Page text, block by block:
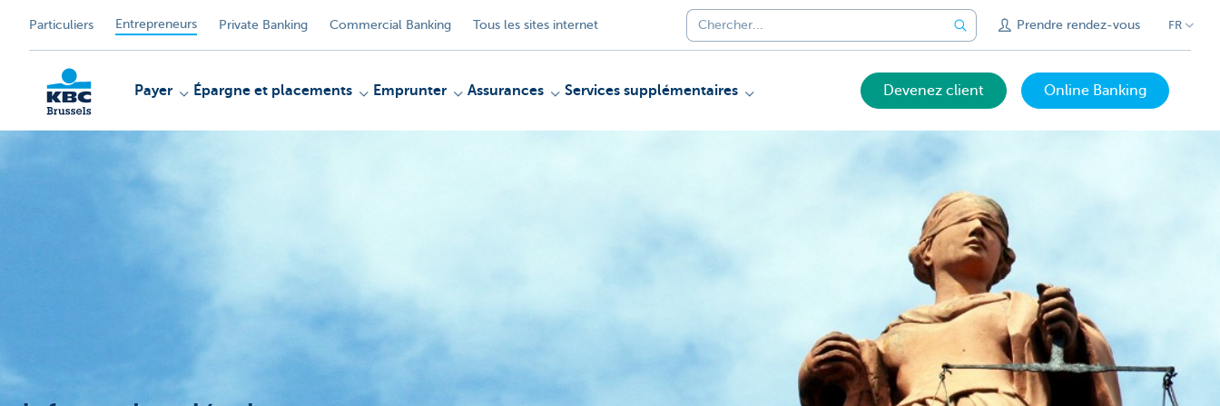
Particuliers Entrepreneurs Private Banking Commercial Banking Tous les sites internet Prendre rendez-vous FR
Payer Épargne et placements Emprunter Assurances Services supplémentaires Devenez client Online Banking